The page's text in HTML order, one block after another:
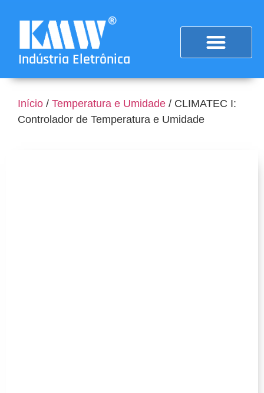
Indústria Eletrônica
Início / Temperatura e Umidade / CLIMATEC I:
Controlador de Temperatura e Umidade